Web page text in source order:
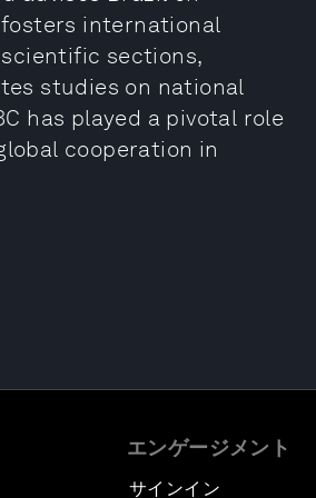
fosters international
sections,
studies on national
has played a pivotal role
cooperation in
エンゲージメント
サインイン